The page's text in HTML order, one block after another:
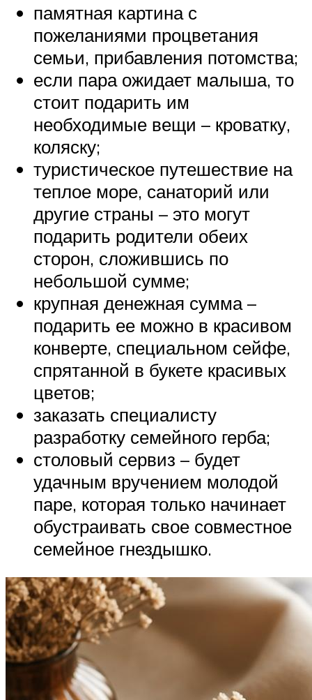
памятная картина с
пожеланиями процветания
семьи, прибавления потомства;
если пара ожидает малыша, то
стоит подарить им
необходимые вещи – кроватку,
коляску;
туристическое путешествие на
теплое море, санаторий или
другие страны – это могут
подарить родители обеих
сторон, сложившись по
небольшой сумме;
крупная денежная сумма –
подарить ее можно в красивом
конверте, специальном сейфе,
спрятанной в букете красивых
цветов;
заказать специалисту
разработку семейного герба;
столовый сервиз – будет
удачным вручением молодой
паре, которая только начинает
обустраивать свое совместное
семейное гнездышко.